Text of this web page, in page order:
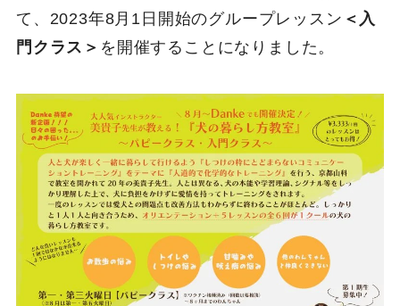
て、2023年8月1日開始のグループレッスン ＜入
門クラス＞ を開催することになりました。